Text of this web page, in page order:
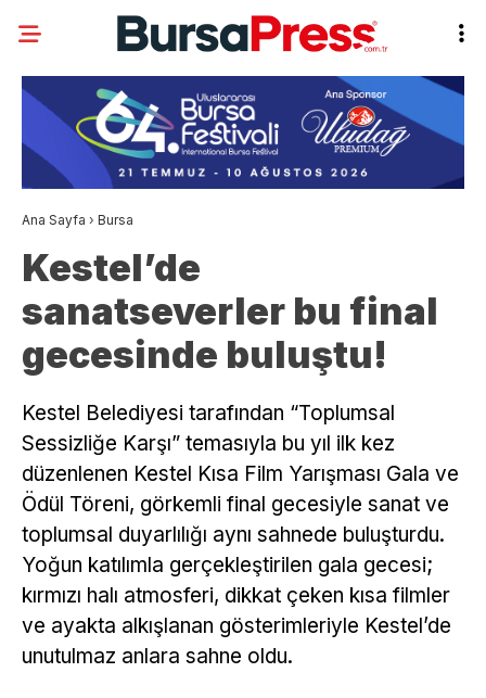
Ana Sayfa › Bursa
Kestel’de
sanatseverler bu final
gecesinde buluştu!
Kestel Belediyesi tarafından “Toplumsal
Sessizliğe Karşı” temasıyla bu yıl ilk kez
düzenlenen Kestel Kısa Film Yarışması Gala ve
Ödül Töreni, görkemli final gecesiyle sanat ve
toplumsal duyarlılığı aynı sahnede buluşturdu.
Yoğun katılımla gerçekleştirilen gala gecesi;
kırmızı halı atmosferi, dikkat çeken kısa filmler
ve ayakta alkışlanan gösterimleriyle Kestel’de
unutulmaz anlara sahne oldu.